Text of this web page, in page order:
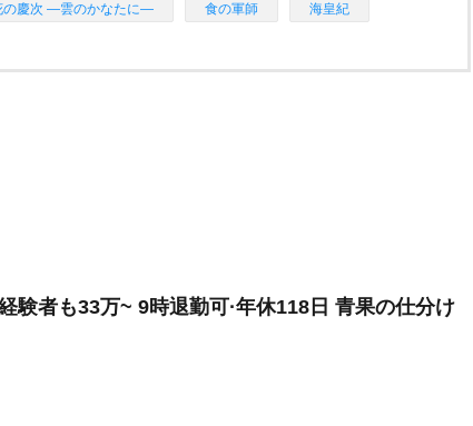
の慶次 ―雲のかなたに― 食の軍師 海皇紀
験者も33万~ 9時退勤可·年休118日 青果の仕分け